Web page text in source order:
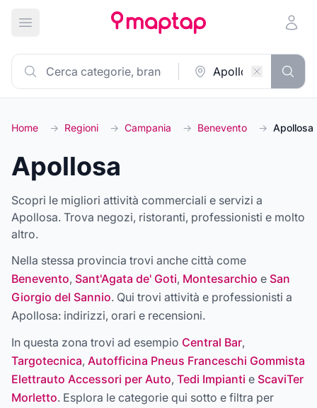
Apri menu principale
Home → Regioni → Campania → Benevento → Apollosa
Apollosa
Scopri le migliori attività commerciali e servizi a
Apollosa. Trova negozi, ristoranti, professionisti e molto
altro.
Nella stessa provincia trovi anche città come
Benevento, Sant'Agata de' Goti, Montesarchio e San
Giorgio del Sannio. Qui trovi attività e professionisti a
Apollosa: indirizzi, orari e recensioni.
In questa zona trovi ad esempio Central Bar,
Targotecnica, Autofficina Pneus Franceschi Gommista
Elettrauto Accessori per Auto, Tedi Impianti e ScaviTer
Morletto. Esplora le categorie qui sotto e filtra per